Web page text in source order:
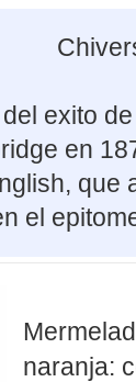
exito
en
el
naranja: